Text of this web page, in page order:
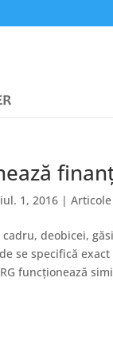
iul. 1, 2016 |Articole
deobicei,
se specifică
funcționează